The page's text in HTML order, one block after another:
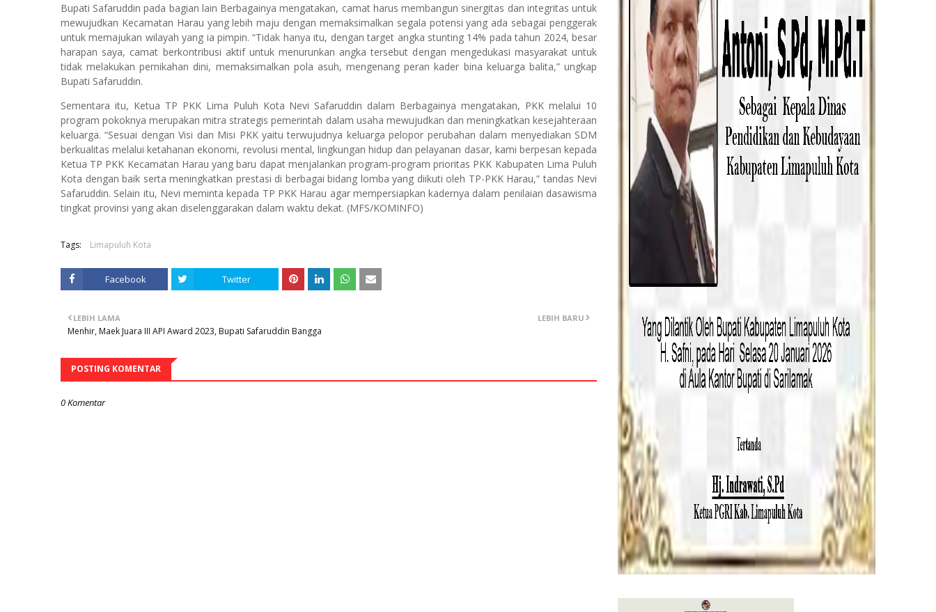
Bupati Safaruddin pada bagian lain Berbagainya mengatakan, camat harus membangun sinergitas dan integritas untuk
mewujudkan Kecamatan Harau yang lebih maju dengan memaksimalkan segala potensi yang ada sebagai penggerak
untuk memajukan wilayah yang ia pimpin. “Tidak hanya itu, dengan target angka stunting 14% pada tahun 2024, besar
harapan saya, camat berkontribusi aktif untuk menurunkan angka tersebut dengan mengedukasi masyarakat untuk
tidak melakukan pernikahan dini, memaksimalkan pola asuh, mengenang peran kader bina keluarga balita,” ungkap
Bupati Safaruddin.
Sementara itu, Ketua TP PKK Lima Puluh Kota Nevi Safaruddin dalam Berbagainya mengatakan, PKK melalui 10
program pokoknya merupakan mitra strategis pemerintah dalam usaha mewujudkan dan meningkatkan kesejahteraan
keluarga. “Sesuai dengan Visi dan Misi PKK yaitu terwujudnya keluarga pelopor perubahan dalam menyediakan SDM
berkualitas melalui ketahanan ekonomi, revolusi mental, lingkungan hidup dan pelayanan dasar, kami berpesan kepada
Ketua TP PKK Kecamatan Harau yang baru dapat menjalankan program-program prioritas PKK Kabupaten Lima Puluh
Kota dengan baik serta meningkatkan prestasi di berbagai bidang lomba yang diikuti oleh TP-PKK Harau,” tandas Nevi
Safaruddin. Selain itu, Nevi meminta kepada TP PKK Harau agar mempersiapkan kadernya dalam penilaian dasawisma
tingkat provinsi yang akan diselenggarakan dalam waktu dekat. (MFS/KOMINFO)
Tags: Limapuluh Kota
Facebook Twitter
LEBIH BARU
LEBIH LAMA
Menhir, Maek Juara III API Award 2023, Bupati Safaruddin Bangga
POSTING KOMENTAR
0 Komentar